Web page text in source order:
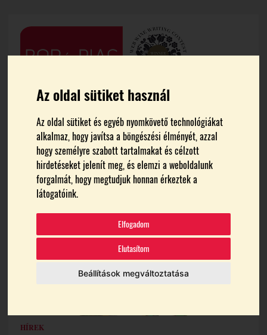
Az oldal sütiket használ
Az oldal sütiket és egyéb nyomkövető technológiákat
alkalmaz, hogy javítsa a böngészési élményét, azzal
hogy személyre szabott tartalmakat és célzott
hirdetéseket jelenít meg, és elemzi a weboldalunk
forgalmát, hogy megtudjuk honnan érkeztek a
látogatóink.
Elfogadom
Elutasítom
Beállítások megváltoztatása
FŐOLDAL CSENGŐDI ISTVÁN
Csengődi István
HÍREK